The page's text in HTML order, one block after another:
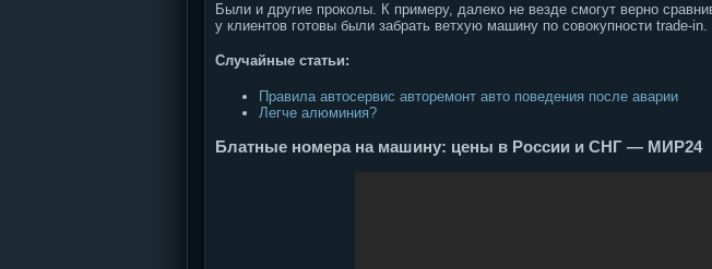
Были и другие проколы. К примеру, далеко не везде смогут верно
у клиентов готовы были забрать ветхую машину по совокупности trade-
Случайные статьи:
Правила автосервис авторемонт авто поведения после аварии
Легче алюминия?
Блатные номера на машину: цены в России и СНГ — МИР24